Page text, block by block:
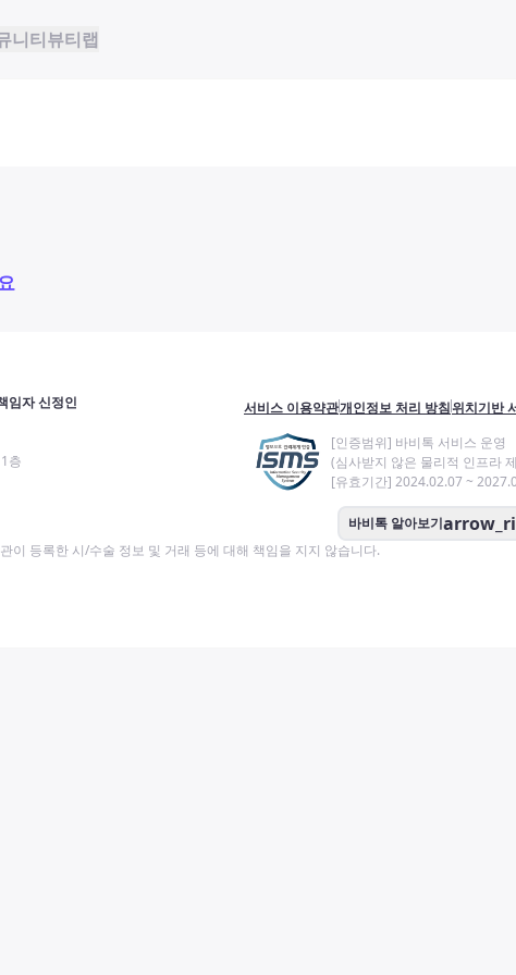
니티뷰티랩
임자 신정인
층
서비스 이용약관개인정보 처리 방침위치기반
[인증범위] 바비톡 서비스 운영
(심사받지 않은 물리적 인프라
[유효기간] 2024.02.07 ~
바비톡 알아보기
이 등록한 시/수술 정보 및 거래 등에 대해 책임을 지지 않습니다.